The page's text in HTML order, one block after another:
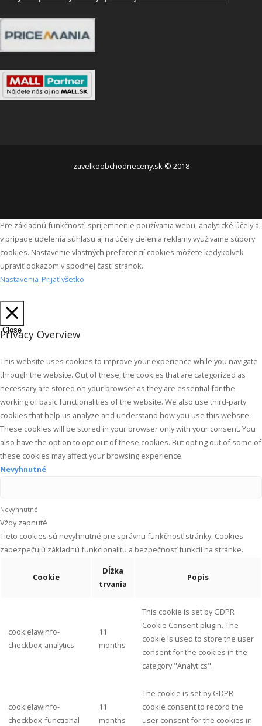
zavelkoobchodneceny.sk © 2018
Pre základnú funkčnosť, spríjemnenie používania webu, analytické účely a
v prípade udelenia súhlasu aj na účely cielenia reklamy využívame súbory
cookies. Nastavenie vlastných preferencií cookies môžete kedykoľvek
upraviť odkazom v spodnej časti stránok.
Nastavenia Prijať všetko
Close
Privacy Overview
This website uses cookies to improve your experience while you navigate
through the website. Out of these, the cookies that are categorized as
necessary are stored on your browser as they are essential for the
working of basic functionalities of the website. We also use third-party
cookies that help us analyze and understand how you use this website.
These cookies will be stored in your browser only with your consent. You
also have the option to opt-out of these cookies. But opting out of some of
these cookies may affect your browsing experience.
Nevyhnutné
Nevyhnutné
Vždy zapnuté
Tieto cookies sú nevyhnutné pre správnu funkčnosť stránky. Cookies
zabezpečujú základnú funkcionalitu a bezpečnosť funkcií na stránke.
Cookie
Dĺžka
trvania
Popis
cookielawinfo-
checkbox-analytics
11
months
This cookie is set by GDPR
Cookie Consent plugin. The
cookie is used to store the user
consent for the cookies in the
category "Analytics".
cookielawinfo-
checkbox-functional
11
months
The cookie is set by GDPR
cookie consent to record the
user consent for the cookies in